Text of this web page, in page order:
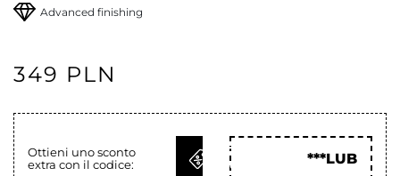
Advanced finishing
349 PLN
Ottieni uno sconto
extra con il codice:
OTTIENI
COD
***LUB